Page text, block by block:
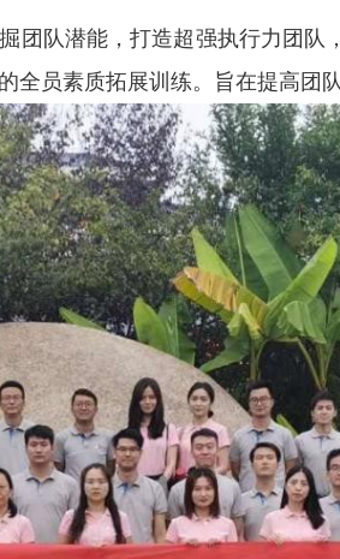
团队潜能，打造超强执行力团
员素质拓展训练。旨在提高团